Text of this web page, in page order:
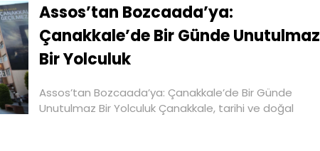
Assos’tan Bozcaada’ya:
Çanakkale’de Bir Günde Unutulmaz
Bir Yolculuk
Assos’tan Bozcaada’ya: Çanakkale’de Bir Günde
Unutulmaz Bir Yolculuk Çanakkale, tarihi ve doğal